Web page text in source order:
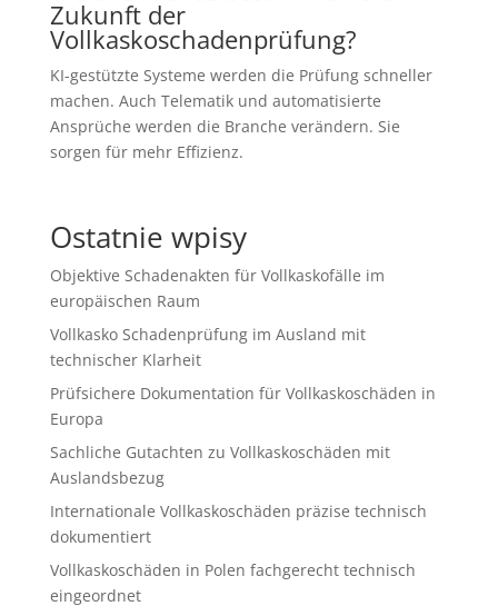
Zukunft der
Vollkaskoschadenprüfung?
KI-gestützte Systeme werden die Prüfung schneller
machen. Auch Telematik und automatisierte
Ansprüche werden die Branche verändern. Sie
sorgen für mehr Effizienz.
Ostatnie wpisy
Objektive Schadenakten für Vollkaskofälle im
europäischen Raum
Vollkasko Schadenprüfung im Ausland mit
technischer Klarheit
Prüfsichere Dokumentation für Vollkaskoschäden in
Europa
Sachliche Gutachten zu Vollkaskoschäden mit
Auslandsbezug
Internationale Vollkaskoschäden präzise technisch
dokumentiert
Vollkaskoschäden in Polen fachgerecht technisch
eingeordnet